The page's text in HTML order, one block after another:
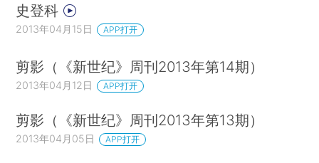
史登科
2013年04月15日 APP打开
剪影（《新世纪》周刊2013年第14期）
2013年04月12日 APP打开
剪影（《新世纪》周刊2013年第13期）
2013年04月05日 APP打开